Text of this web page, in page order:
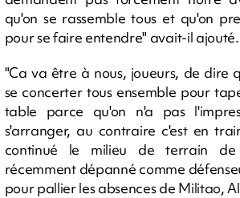
qu'on se rassemble tous et qu'on
pour se faire entendre" avait-il ajouté.
"Ca va être à nous, joueurs, de dire
se concerter tous ensemble pour
table parce qu'on n'a pas
s'arranger, au contraire c'est en
continué le milieu de terrain
récemment dépanné comme
pour pallier les absences de Militao,